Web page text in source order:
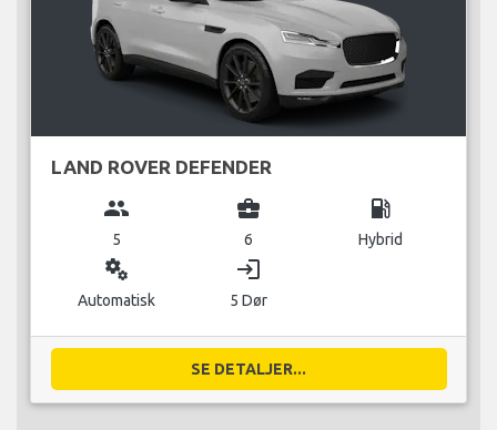
LAND ROVER DEFENDER
group
5
business_center
6
local_gas_station
Hybrid
miscellaneous_services
Automatisk
login
5 Dør
SE DETALJER...